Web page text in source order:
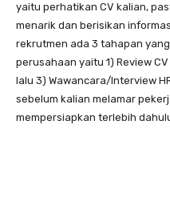
yaitu perhatikan CV kalian,
menarik dan berisikan
rekrutmen ada 3 tahapan
perusahaan yaitu 1) Review
lalu 3) Wawancara/Interview
sebelum kalian melamar
mempersiapkan terlebih